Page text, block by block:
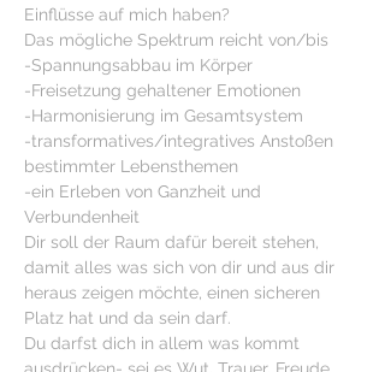
Einflüsse auf mich haben?
Das mögliche Spektrum reicht von/bis
-Spannungsabbau im Körper
-Freisetzung gehaltener Emotionen
-Harmonisierung im Gesamtsystem
-transformatives/integratives Anstoßen
bestimmter Lebensthemen
-ein Erleben von Ganzheit und
Verbundenheit
Dir soll der Raum dafür bereit stehen,
damit alles was sich von dir und aus dir
heraus zeigen möchte, einen sicheren
Platz hat und da sein darf.
Du darfst dich in allem was kommt